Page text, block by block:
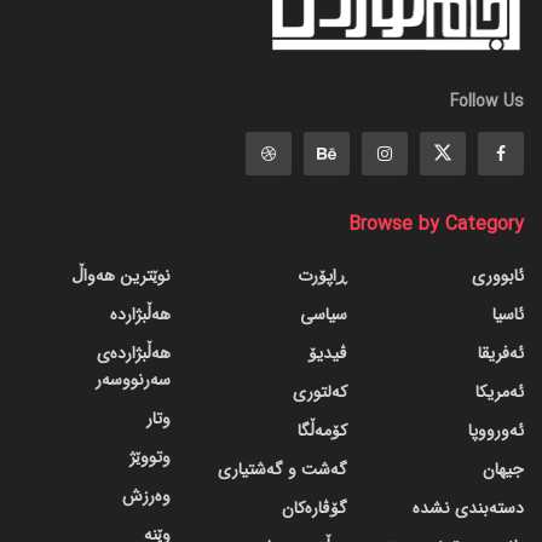
Follow Us
Browse by Category
ئابووری
ئاسیا
ئەفریقا
ئەمریکا
ئەورووپا
جیهان
دسته‌بندی نشده
ڕاپۆرت
سیاسی
ڤیدیۆ
کەلتوری
کۆمەڵگا
گه‌شت و گه‌شتیاری
گۆڤاره‌کان
نوێترین هەواڵ
هەڵبژاردە
هەڵبژاردەی
سەرنووسەر
وتار
وتووێژ
وەرزش
وێنە